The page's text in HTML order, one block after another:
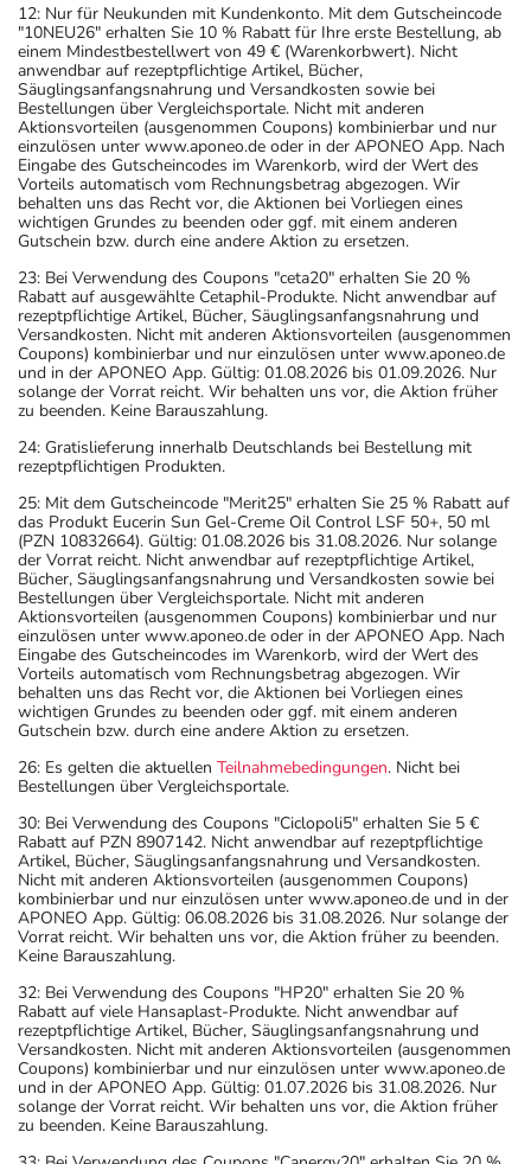
12: Nur für Neukunden mit Kundenkonto. Mit dem Gutscheincode
"10NEU26" erhalten Sie 10 % Rabatt für Ihre erste Bestellung, ab
einem Mindestbestellwert von 49 € (Warenkorbwert). Nicht
anwendbar auf rezeptpflichtige Artikel, Bücher,
Säuglingsanfangsnahrung und Versandkosten sowie bei
Bestellungen über Vergleichsportale. Nicht mit anderen
Aktionsvorteilen (ausgenommen Coupons) kombinierbar und nur
einzulösen unter www.aponeo.de oder in der APONEO App. Nach
Eingabe des Gutscheincodes im Warenkorb, wird der Wert des
Vorteils automatisch vom Rechnungsbetrag abgezogen. Wir
behalten uns das Recht vor, die Aktionen bei Vorliegen eines
wichtigen Grundes zu beenden oder ggf. mit einem anderen
Gutschein bzw. durch eine andere Aktion zu ersetzen.
23: Bei Verwendung des Coupons "ceta20" erhalten Sie 20 %
Rabatt auf ausgewählte Cetaphil-Produkte. Nicht anwendbar auf
rezeptpflichtige Artikel, Bücher, Säuglingsanfangsnahrung und
Versandkosten. Nicht mit anderen Aktionsvorteilen (ausgenommen
Coupons) kombinierbar und nur einzulösen unter www.aponeo.de
und in der APONEO App. Gültig: 01.08.2026 bis 01.09.2026. Nur
solange der Vorrat reicht. Wir behalten uns vor, die Aktion früher
zu beenden. Keine Barauszahlung.
24: Gratislieferung innerhalb Deutschlands bei Bestellung mit
rezeptpflichtigen Produkten.
25: Mit dem Gutscheincode "Merit25" erhalten Sie 25 % Rabatt auf
das Produkt Eucerin Sun Gel-Creme Oil Control LSF 50+, 50 ml
(PZN 10832664). Gültig: 01.08.2026 bis 31.08.2026. Nur solange
der Vorrat reicht. Nicht anwendbar auf rezeptpflichtige Artikel,
Bücher, Säuglingsanfangsnahrung und Versandkosten sowie bei
Bestellungen über Vergleichsportale. Nicht mit anderen
Aktionsvorteilen (ausgenommen Coupons) kombinierbar und nur
einzulösen unter www.aponeo.de oder in der APONEO App. Nach
Eingabe des Gutscheincodes im Warenkorb, wird der Wert des
Vorteils automatisch vom Rechnungsbetrag abgezogen. Wir
behalten uns das Recht vor, die Aktionen bei Vorliegen eines
wichtigen Grundes zu beenden oder ggf. mit einem anderen
Gutschein bzw. durch eine andere Aktion zu ersetzen.
26: Es gelten die aktuellen Teilnahmebedingungen. Nicht bei
Bestellungen über Vergleichsportale.
30: Bei Verwendung des Coupons "Ciclopoli5" erhalten Sie 5 €
Rabatt auf PZN 8907142. Nicht anwendbar auf rezeptpflichtige
Artikel, Bücher, Säuglingsanfangsnahrung und Versandkosten.
Nicht mit anderen Aktionsvorteilen (ausgenommen Coupons)
kombinierbar und nur einzulösen unter www.aponeo.de und in der
APONEO App. Gültig: 06.08.2026 bis 31.08.2026. Nur solange der
Vorrat reicht. Wir behalten uns vor, die Aktion früher zu beenden.
Keine Barauszahlung.
32: Bei Verwendung des Coupons "HP20" erhalten Sie 20 %
Rabatt auf viele Hansaplast-Produkte. Nicht anwendbar auf
rezeptpflichtige Artikel, Bücher, Säuglingsanfangsnahrung und
Versandkosten. Nicht mit anderen Aktionsvorteilen (ausgenommen
Coupons) kombinierbar und nur einzulösen unter www.aponeo.de
und in der APONEO App. Gültig: 01.07.2026 bis 31.08.2026. Nur
solange der Vorrat reicht. Wir behalten uns vor, die Aktion früher
zu beenden. Keine Barauszahlung.